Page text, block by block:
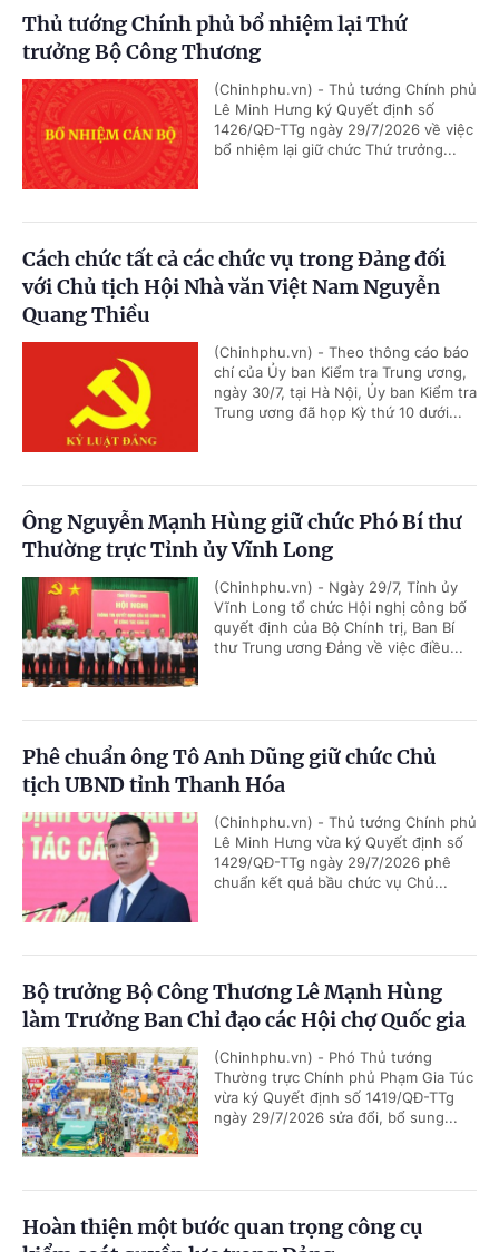
Thủ tướng Chính phủ bổ nhiệm lại Thứ
trưởng Bộ Công Thương
(Chinhphu.vn) - Thủ tướng Chính phủ
Lê Minh Hưng ký Quyết định số
1426/QĐ-TTg ngày 29/7/2026 về việc
bổ nhiệm lại giữ chức Thứ trưởng...
Cách chức tất cả các chức vụ trong Đảng đối
với Chủ tịch Hội Nhà văn Việt Nam Nguyễn
Quang Thiều
(Chinhphu.vn) - Theo thông cáo báo
chí của Ủy ban Kiểm tra Trung ương,
ngày 30/7, tại Hà Nội, Ủy ban Kiểm tra
Trung ương đã họp Kỳ thứ 10 dưới...
Ông Nguyễn Mạnh Hùng giữ chức Phó Bí thư
Thường trực Tỉnh ủy Vĩnh Long
(Chinhphu.vn) - Ngày 29/7, Tỉnh ủy
Vĩnh Long tổ chức Hội nghị công bố
quyết định của Bộ Chính trị, Ban Bí
thư Trung ương Đảng về việc điều...
Phê chuẩn ông Tô Anh Dũng giữ chức Chủ
tịch UBND tỉnh Thanh Hóa
(Chinhphu.vn) - Thủ tướng Chính phủ
Lê Minh Hưng vừa ký Quyết định số
1429/QĐ-TTg ngày 29/7/2026 phê
chuẩn kết quả bầu chức vụ Chủ...
Bộ trưởng Bộ Công Thương Lê Mạnh Hùng
làm Trưởng Ban Chỉ đạo các Hội chợ Quốc gia
(Chinhphu.vn) - Phó Thủ tướng
Thường trực Chính phủ Phạm Gia Túc
vừa ký Quyết định số 1419/QĐ-TTg
ngày 29/7/2026 sửa đổi, bổ sung...
Hoàn thiện một bước quan trọng công cụ